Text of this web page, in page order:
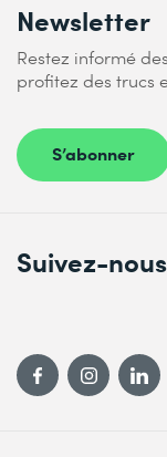
Newsletter
Restez informé
profitez des trucs
S’abonner
Suivez-nous